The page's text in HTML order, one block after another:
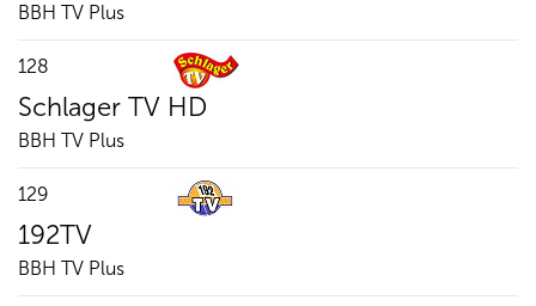
BBH TV Plus
128
Schlager TV HD
BBH TV Plus
129
192TV
BBH TV Plus